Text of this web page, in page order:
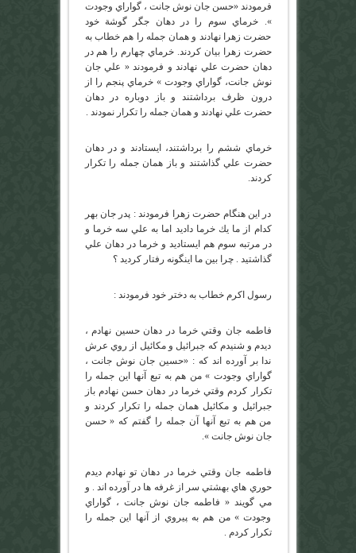
فرمودند «حسن جان نوش جانت ، گواراي وجودت
». خرماي سوم را در دهان جگر گوشة خود
حضرت زهرا نهادند و همان جمله را هم خطاب به
حضرت زهرا بيان كردند. خرماي چهارم را هم در
دهان حضرت علي نهادند و فرمودند « علي جان
نوش جانت‌، گواراي وجودت » خرماي پنجم را از
درون ظرف برداشتند و باز دوباره در دهان
حضرت علي نهادند و همان جمله را تكرار نمودند .
خرماي ششم را برداشتند، ايستادند و در دهان
حضرت علي گذاشتند و باز همان جمله را تكرار
كردند.
در اين هنگام حضرت زهرا فرمودند : پدر جان بهر
كدام از ما يك خرما داديد اما به علي سه خرما و
در مرتبه سوم هم ايستاديد و خرما در دهان علي
گذاشتيد . چرا بين ما اينگونه رفتار كرديد ؟
رسول اكرم خطاب به دختر خود فرمودند :
فاطمه جان وقتي خرما در دهان حسين نهادم ،
ديدم و شنيدم كه جبرائيل و مكائيل از روي عرش
ندا بر آورده اند كه : «حسين جان نوش جانت ،
گواراي وجودت » من هم به تبع آنها اين جمله را
تكرار كردم وقتي خرما در دهان حسن نهادم باز
جبرائيل و مكائيل همان جمله را تكرار كردند و
من هم به تبع آنها آن جمله را گفتم كه « حسن
جان نوش جانت ».
فاطمه جان وقتي خرما در دهان تو نهادم ديدم
حوري هاي بهشتي سر از غرفه ها در آورده اند . و
مي گويند « فاطمه جان نوش جانت ، گواراي
وجودت » من هم به پيروي از آنها اين جمله را
تكرار كردم .